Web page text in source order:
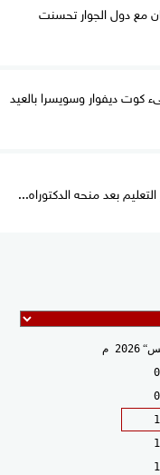
مع دول الجوار تحسنت
كوت ديفوار وسويسرا بالعيد
بعد منحه الدكتوراه...
2026 م